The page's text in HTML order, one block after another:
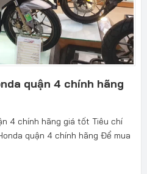
quận 4 chính hãng
4 chính hãng giá tốt Tiêu chí
quận 4 chính hãng Để mua